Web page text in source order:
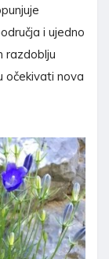
i ujedno
razdoblju
očekivati nova